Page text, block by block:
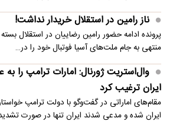
ناز رامین در استقلال خریدار نداشت!
پرونده ادامه حضور رامین رضاییان در استقلال
منتهی به جام ملت‌های آسیا فوتبال خود را در…
وال‌استریت ژورنال: امارات ترامپ را به
ایران ترغیب کرد
مقام‌های اماراتی در گفت‌وگو با دولت ترامپ
ایران شده و مدعی شدند ایران تنها در صورت